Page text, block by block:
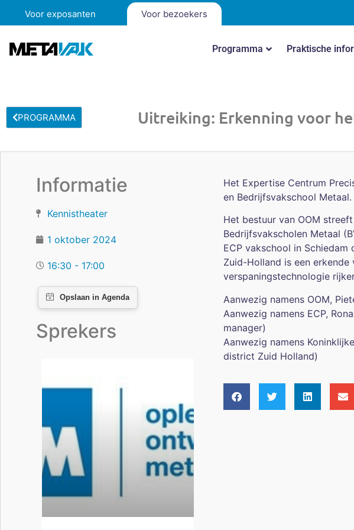
Voor exposanten Voor bezoekers
Programma Praktische
PROGRAMMA Uitreiking: Erkenning voor
Informatie
Kennistheater
1 oktober 2024
16:30 - 17:00
Sprekers
Het Expertise Centrum
en Bedrijfsvakschool Metaal.
Het bestuur van OOM
Bedrijfsvakscholen Metaal
ECP vakschool in
Zuid-Holland is een
verspaningstechnologie
Aanwezig namens OOM,
Aanwezig namens ECP,
manager)
Aanwezig namens
district Zuid Holland)